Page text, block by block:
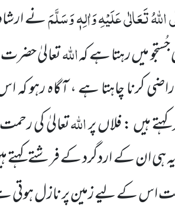
تَعَالٰی عَلَیْہِ وَاٰلِہٖ وَسَلَّمَنے ارشاد
میں رہتا ہے کہاللہتعالیٰ
راضی کرنا چاہتا ہے ، آگاہ رہو
کہتے ہیں : فلاںپراللہتعالیٰ کی
ہی ان کے اردگرد کے فرشتے کہتے
اس کے لیے زمینپر نازل